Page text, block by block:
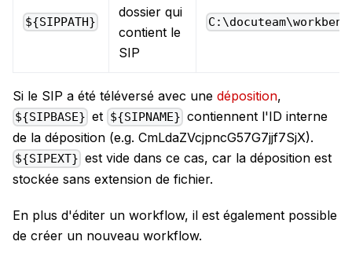
${SIPPATH}
dossier qui
contient le
SIP
Si le SIP a été téléversé avec une déposition,
${SIPBASE} et ${SIPNAME} contiennent l'ID interne
de la déposition (e.g. CmLdaZVcjpncG57G7jjf7SjX).
${SIPEXT} est vide dans ce cas, car la déposition est
stockée sans extension de fichier.
En plus d'éditer un workflow, il est également possible
de créer un nouveau workflow.